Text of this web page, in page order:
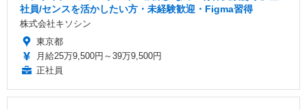
社員/センスを活かしたい方・未経験歓迎・Figma習得
株式会社キソシン
東京都
月給25万9,500円～39万9,500円
正社員